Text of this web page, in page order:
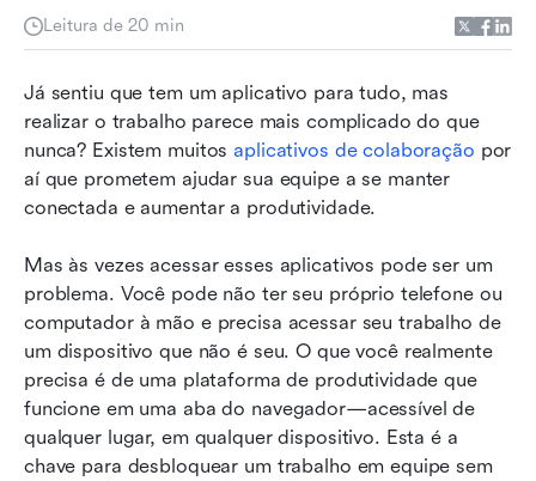
Leitura de 20 min
Já sentiu que tem um aplicativo para tudo, mas
realizar o trabalho parece mais complicado do que
nunca? Existem muitos aplicativos de colaboração por
aí que prometem ajudar sua equipe a se manter
conectada e aumentar a produtividade.
Mas às vezes acessar esses aplicativos pode ser um
problema. Você pode não ter seu próprio telefone ou
computador à mão e precisa acessar seu trabalho de
um dispositivo que não é seu. O que você realmente
precisa é de uma plataforma de produtividade que
funcione em uma aba do navegador—acessível de
qualquer lugar, em qualquer dispositivo. Esta é a
chave para desbloquear um trabalho em equipe sem
Principais sites para colaboração em equipe de
Principais sites de colaboração online
Comparação recurso a recurso
Conclusão
Leitura relacionada